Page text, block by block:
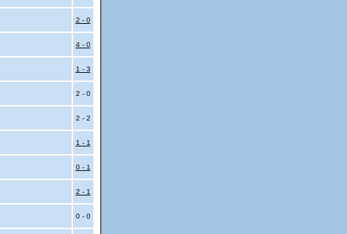
2 - 0
4 - 0
1 - 3
2 - 0
2 - 2
1 - 1
0 - 1
2 - 1
0 - 0